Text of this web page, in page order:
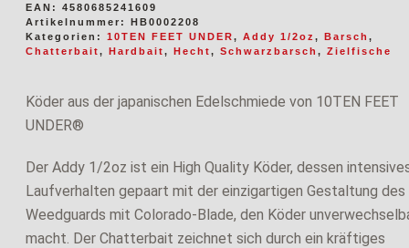
EAN: 4580685241609
Artikelnummer: HB0002208
Kategorien: 10TEN FEET UNDER, Addy 1/2oz , Barsch ,
Chatterbait, Hardbait, Hecht, Schwarzbarsch , Zielfische
Köder aus der japanischen Edelschmiede von 10TEN FEET
UNDER®
Der Addy 1/2oz ist ein High Quality Köder, dessen
Laufverhalten gepaart mit der einzigartigen Gestaltung des
Weedguards mit Colorado-Blade, den Köder
macht. Der Chatterbait zeichnet sich durch ein kräftiges